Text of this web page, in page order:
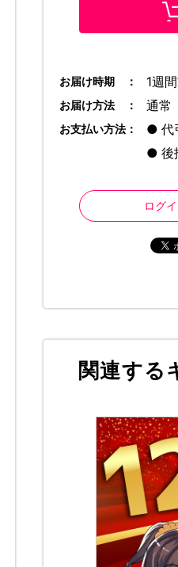
©古
お届け時期 ： 1週
お届け方法 ： 通常
お支払い方法： 代
後
ログ
関連する